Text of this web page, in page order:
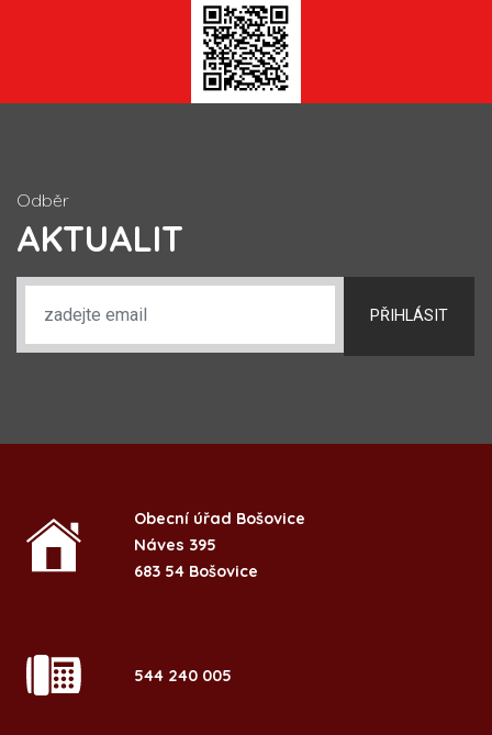
Odběr
AKTUALIT
PŘIHLÁSIT
Obecní úřad Bošovice
Náves 395
683 54 Bošovice
544 240 005